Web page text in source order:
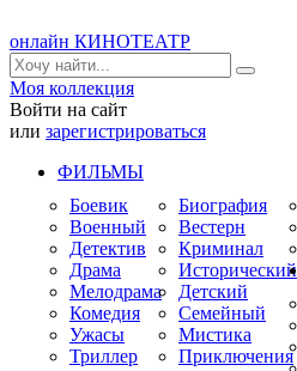
онлайн КИНОТЕАТР
Моя коллекция
Войти на сайт
или зарегистрироваться
ФИЛЬМЫ
Боевик
Военный
Детектив
Драма
Мелодрама
Комедия
Ужасы
Триллер
Биография
Вестерн
Криминал
Исторический
Детский
Семейный
Мистика
Приключения